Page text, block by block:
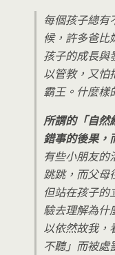
每個孩子總有
候，許多爸比
孩子的成長與
以管教，又怕
霸王。什麼樣
所謂的「自然
錯事的後果，
有些小朋友的
跳跳，而父母
但站在孩子的
驗去理解為什
以依然故我，
不聽」而被處